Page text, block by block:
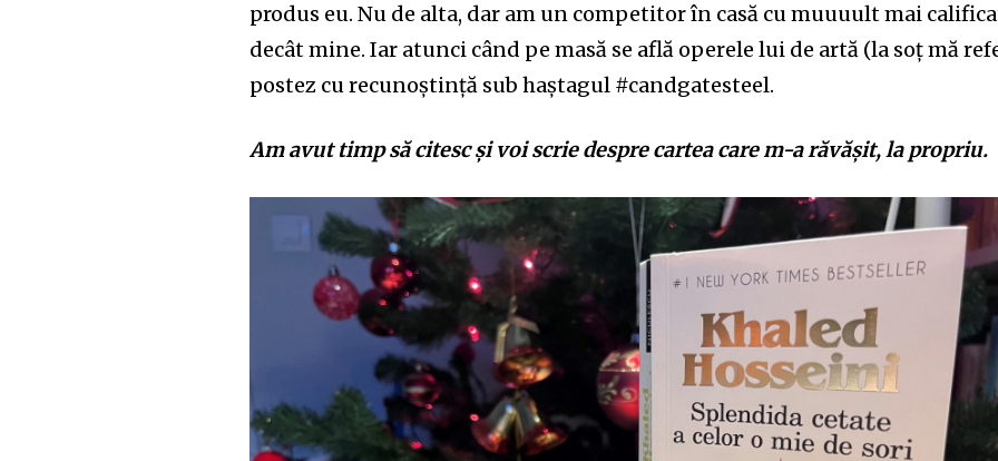
produs eu. Nu de alta, dar am un competitor în casă cu muuuult mai
decât mine. Iar atunci când pe masă se află operele lui de artă (la soț mă
postez cu recunoștință sub haștagul #candgatesteel.
Am avut timp să citesc și voi scrie despre cartea care m-a răvășit, la propriu.